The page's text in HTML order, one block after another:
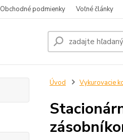
Obchodné podmienky Voľné články
Úvod Vykurovacie